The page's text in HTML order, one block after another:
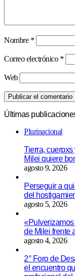
Nombre *
Correo electrónico *
Web
Últimas
Plurinacional
Tierra,
Milei quiere
agosto 9, 2026
Perseguir a
del
agosto 5, 2026
de Milei frente
agosto 4, 2026
2° Foro de
el encuentro